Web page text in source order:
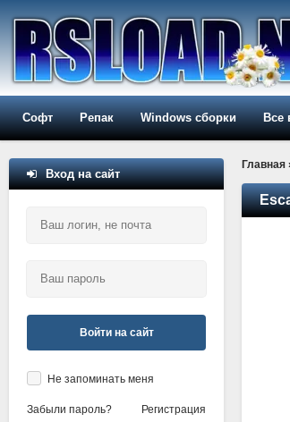
Софт Репак Windows сборки Все
Главная
Вход на сайт
Войти на сайт
Не запоминать меня
Забыли пароль? Регистрация